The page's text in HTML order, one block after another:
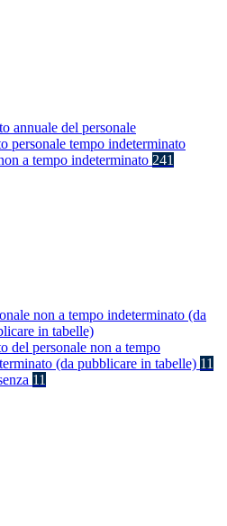
annuale del personale
personale tempo indeterminato
a tempo indeterminato 241
non a tempo indeterminato (da
in tabelle)
del personale non a tempo
(da pubblicare in tabelle) 11
11